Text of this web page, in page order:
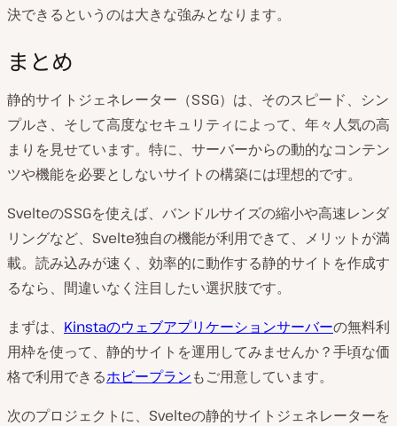
決できるというのは大きな強みとなります。
まとめ
静的サイトジェネレーター（SSG）は、そのスピード、シン
プルさ、そして高度なセキュリティによって、年々人気の高
まりを見せています。特に、サーバーからの動的なコンテン
ツや機能を必要としないサイトの構築には理想的です。
SvelteのSSGを使えば、バンドルサイズの縮小や高速レンダ
リングなど、Svelte独自の機能が利用できて、メリットが満
載。読み込みが速く、効率的に動作する静的サイトを作成す
るなら、間違いなく注目したい選択肢です。
まずは、 Kinstaのウェブアプリケーションサーバーの無料利
用枠を使って、静的サイトを運用してみませんか？手頃な価
格で利用できるホビープランもご用意しています。
次のプロジェクトに、Svelteの静的サイトジェネレーターを